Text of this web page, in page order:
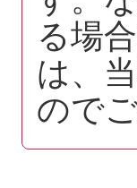
る場
は、
ので